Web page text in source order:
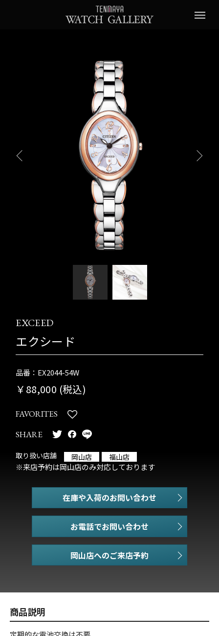
EXCEED
エクシード
品番：EX2044-54W
￥88,000 (税込)
FAVORITES
SHARE
取り扱い店舗 岡山店 福山店
※来店予約は岡山店のみ対応しております
在庫や入荷のお問い合わせ
お電話でお問い合わせ
商品説明